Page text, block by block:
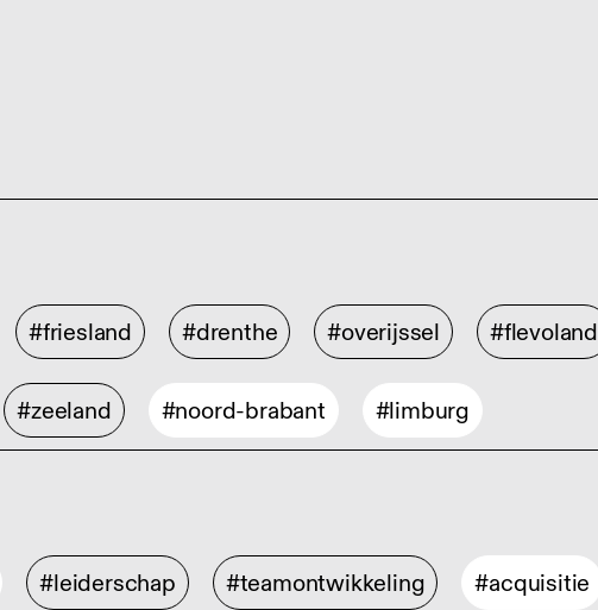
#friesland #drenthe #overijssel #flevoland
#zeeland #noord-brabant #limburg
#leiderschap #teamontwikkeling #acquisitie